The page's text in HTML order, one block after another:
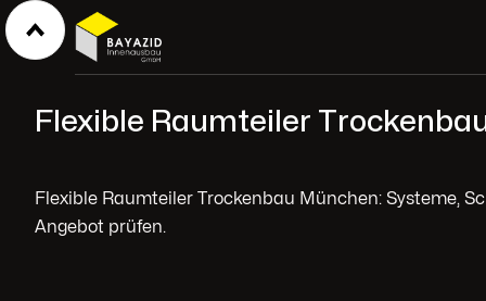
Flexible Raumteiler
Flexible Raumteiler Trockenbau München: Systeme,
Angebot prüfen.